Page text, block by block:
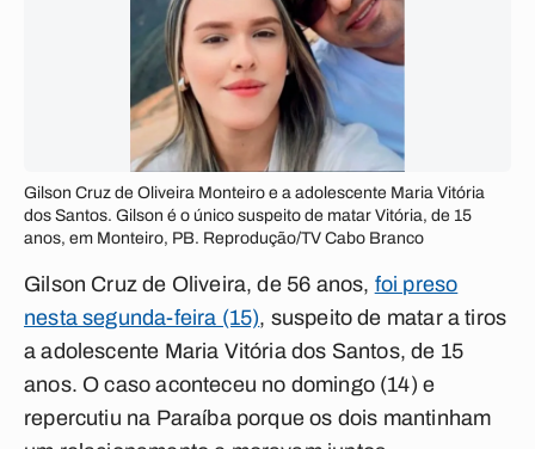
Gilson Cruz de Oliveira Monteiro e a adolescente Maria Vitória
dos Santos. Gilson é o único suspeito de matar Vitória, de 15
anos, em Monteiro, PB. Reprodução/TV Cabo Branco
Gilson Cruz de Oliveira, de 56 anos, foi preso
nesta segunda-feira (15), suspeito de matar a tiros
a adolescente Maria Vitória dos Santos, de 15
anos. O caso aconteceu no domingo (14) e
repercutiu na Paraíba porque os dois mantinham